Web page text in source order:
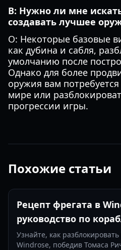
В: Нужно ли мне
создавать лучшее
О: Некоторые базовые
как дубина и сабля,
умолчанию после
Однако для более
оружия вам
мире или
прогрессии игры.
Похожие статьи
Рецепт фрегата в
руководство по
Узнайте, как
Windrose, победив Томаса